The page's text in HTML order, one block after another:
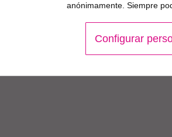
anónimamente. Siempre
Configurar